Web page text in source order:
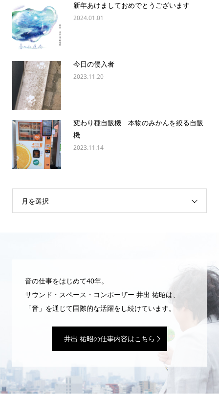
新年あけましておめでとうございます
2024.01.01
今日の侵入者
2023.11.20
変わり種自販機 本物のみかんを絞る自販
機
2023.11.14
月を選択
音の仕事をはじめて40年。
サウンド・スペース・コンポーザー 井出 祐昭は、
「音」を通じて国際的な活躍をし続けています。
井出 祐昭の仕事内容はこちら